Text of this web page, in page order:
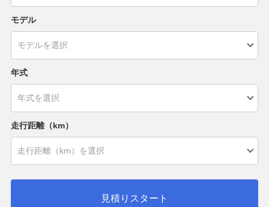
モデル
年式
走行距離（km）
見積りスタート